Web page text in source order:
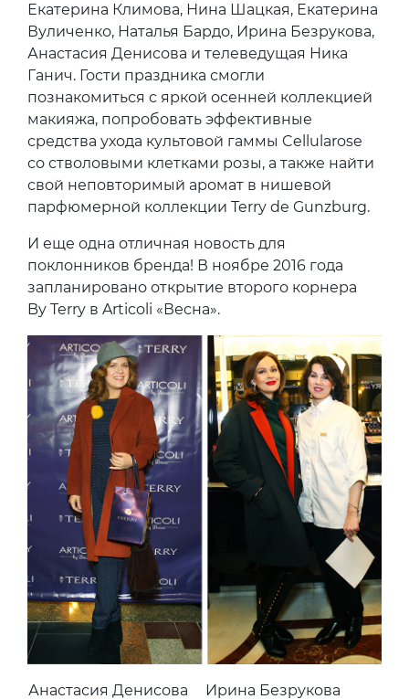
Екатерина Климова, Нина Шацкая, Екатерина
Вуличенко, Наталья Бардо, Ирина Безрукова,
Анастасия Денисова и телеведущая Ника
Ганич. Гости праздника смогли
познакомиться с яркой осенней коллекцией
макияжа, попробовать эффективные
средства ухода культовой гаммы Cellularose
со стволовыми клетками розы, а также найти
свой неповторимый аромат в нишевой
парфюмерной коллекции Terry de Gunzburg.
И еще одна отличная новость для
поклонников бренда! В ноябре 2016 года
запланировано открытие второго корнера
By Terry в Articoli «Весна».
Анастасия Денисова Ирина Безрукова